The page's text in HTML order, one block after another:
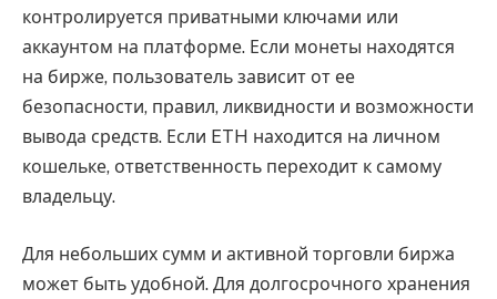
контролируется приватными ключами или
аккаунтом на платформе. Если монеты находятся
на бирже, пользователь зависит от ее
безопасности, правил, ликвидности и возможности
вывода средств. Если ETH находится на личном
кошельке, ответственность переходит к самому
владельцу.
Для небольших сумм и активной торговли биржа
может быть удобной. Для долгосрочного хранения